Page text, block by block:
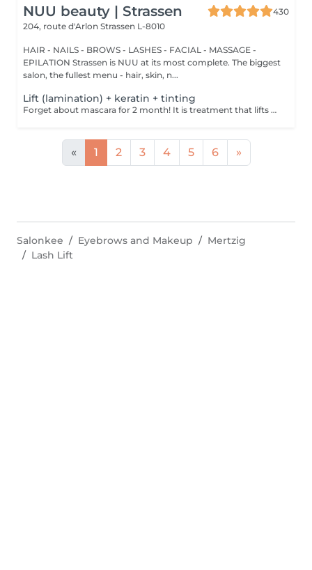
NUU beauty | Strassen
430
204, route d'Arlon Strassen L-8010
HAIR - NAILS - BROWS - LASHES - FACIAL - MASSAGE -
EPILATION Strassen is NUU at its most complete. The biggest
salon, the fullest menu - hair, skin, n...
Lift (lamination) + keratin + tinting
Forget about mascara for 2 month! It is treatment that lifts and curls your natural lashes to make them look longer and give them an attractive shape that will open up your eyes. How is lash lamination done? - lashes are washed - eye pad is placed - silicone rods are placed - perming solution is applied - lifting solution is applied - noutralizing solution is applied - henna or paint is applied - keratin is applied - lashes are washed - silicone rods are removed Age restrictions: recommended to do from 14 years. Post procedure recommendations: do not wash eyelashes 24 hours after the procedure. Frequency: once in 4-6 weeks.
« 1 2 3 4 5 6 »
Salonkee Eyebrows and Makeup
Mertzig
Lash Lift